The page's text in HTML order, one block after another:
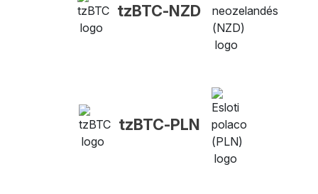
tzBTC-NZD
tzBTC-PLN